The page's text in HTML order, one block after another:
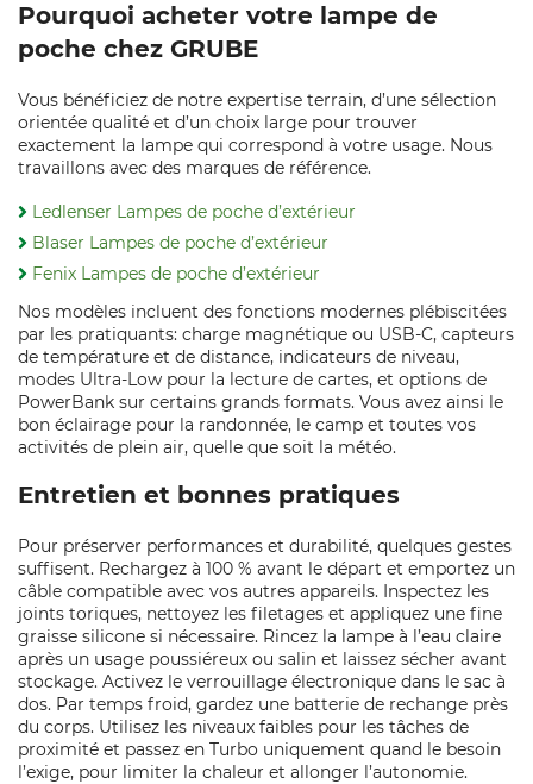
Pourquoi acheter votre lampe de
poche chez GRUBE
Vous bénéficiez de notre expertise terrain, d’une sélection
orientée qualité et d’un choix large pour trouver
exactement la lampe qui correspond à votre usage. Nous
travaillons avec des marques de référence.
Ledlenser Lampes de poche d’extérieur
Blaser Lampes de poche d’extérieur
Fenix Lampes de poche d’extérieur
Nos modèles incluent des fonctions modernes plébiscitées
par les pratiquants: charge magnétique ou USB‑C, capteurs
de température et de distance, indicateurs de niveau,
modes Ultra‑Low pour la lecture de cartes, et options de
PowerBank sur certains grands formats. Vous avez ainsi le
bon éclairage pour la randonnée, le camp et toutes vos
activités de plein air, quelle que soit la météo.
Entretien et bonnes pratiques
Pour préserver performances et durabilité, quelques gestes
suffisent. Rechargez à 100 % avant le départ et emportez un
câble compatible avec vos autres appareils. Inspectez les
joints toriques, nettoyez les filetages et appliquez une fine
graisse silicone si nécessaire. Rincez la lampe à l’eau claire
après un usage poussiéreux ou salin et laissez sécher avant
stockage. Activez le verrouillage électronique dans le sac à
dos. Par temps froid, gardez une batterie de rechange près
du corps. Utilisez les niveaux faibles pour les tâches de
proximité et passez en Turbo uniquement quand le besoin
l’exige, pour limiter la chaleur et allonger l’autonomie.